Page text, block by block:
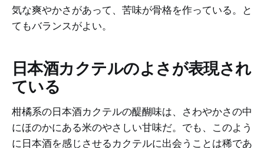
気な爽やかさがあって、苦味が骨格を作っている。と
てもバランスがよい。
日本酒カクテルのよさが表現され
ている
柑橘系の日本酒カクテルの醍醐味は、さわやかさの中
にほのかにある米のやさしい甘味だ。でも、このよう
に日本酒を感じさせるカクテルに出会うことは稀であ